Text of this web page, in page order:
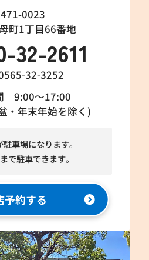
0023
町1丁目66番地
32-2611
32-3252
9:00～17:00
・年末年始を除く)
車場になります。
で駐車できます。
予約する